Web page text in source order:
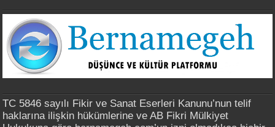
TC 5846 sayılı Fikir ve Sanat Eserleri Kanunu’nun telif
haklarına ilişkin hükümlerine ve AB Fikri Mülkiyet